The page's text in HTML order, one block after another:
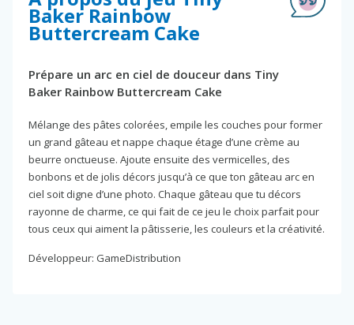
Baker Rainbow
Buttercream Cake
Prépare un arc en ciel de douceur dans Tiny
Baker Rainbow Buttercream Cake
Mélange des pâtes colorées, empile les couches pour former
un grand gâteau et nappe chaque étage d’une crème au
beurre onctueuse. Ajoute ensuite des vermicelles, des
bonbons et de jolis décors jusqu’à ce que ton gâteau arc en
ciel soit digne d’une photo. Chaque gâteau que tu décors
rayonne de charme, ce qui fait de ce jeu le choix parfait pour
tous ceux qui aiment la pâtisserie, les couleurs et la créativité.
Développeur: GameDistribution